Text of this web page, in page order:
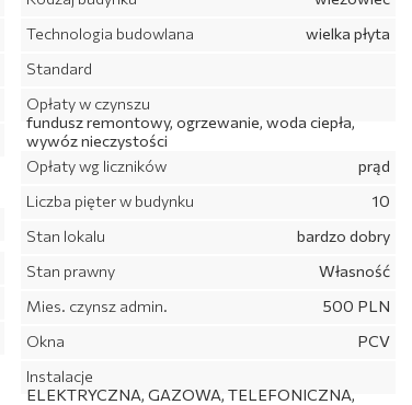
Technologia budowlana
wielka płyta
Standard
Opłaty w czynszu
fundusz remontowy, ogrzewanie, woda ciepła,
wywóz nieczystości
Opłaty wg liczników
prąd
Liczba pięter w budynku
10
Stan lokalu
bardzo dobry
Stan prawny
Własność
Mies. czynsz admin.
500 PLN
Okna
PCV
Instalacje
ELEKTRYCZNA, GAZOWA, TELEFONICZNA,